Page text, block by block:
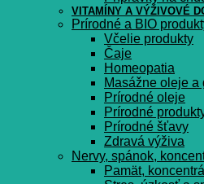
VITAMÍNY A VÝŽIVOVÉ
Prírodné a BIO
Včelie produkty
Čaje
Homeopatia
Masážne oleje a
Prírodné oleje
Prírodné
Prírodné šťavy
Zdravá výživa
Nervy, spánok,
Pamät,